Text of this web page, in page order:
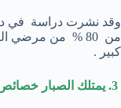
وقد نشرت دراسة في
من 80 % من
كبير .